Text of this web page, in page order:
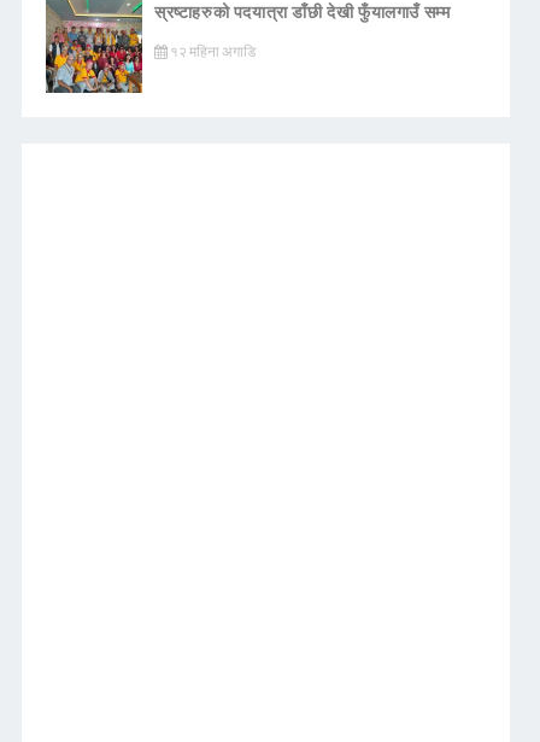
स्रष्टाहरुको पदयात्रा डाँछी देखी फुँयालगाउँ सम्म
१२ महिना अगाडि